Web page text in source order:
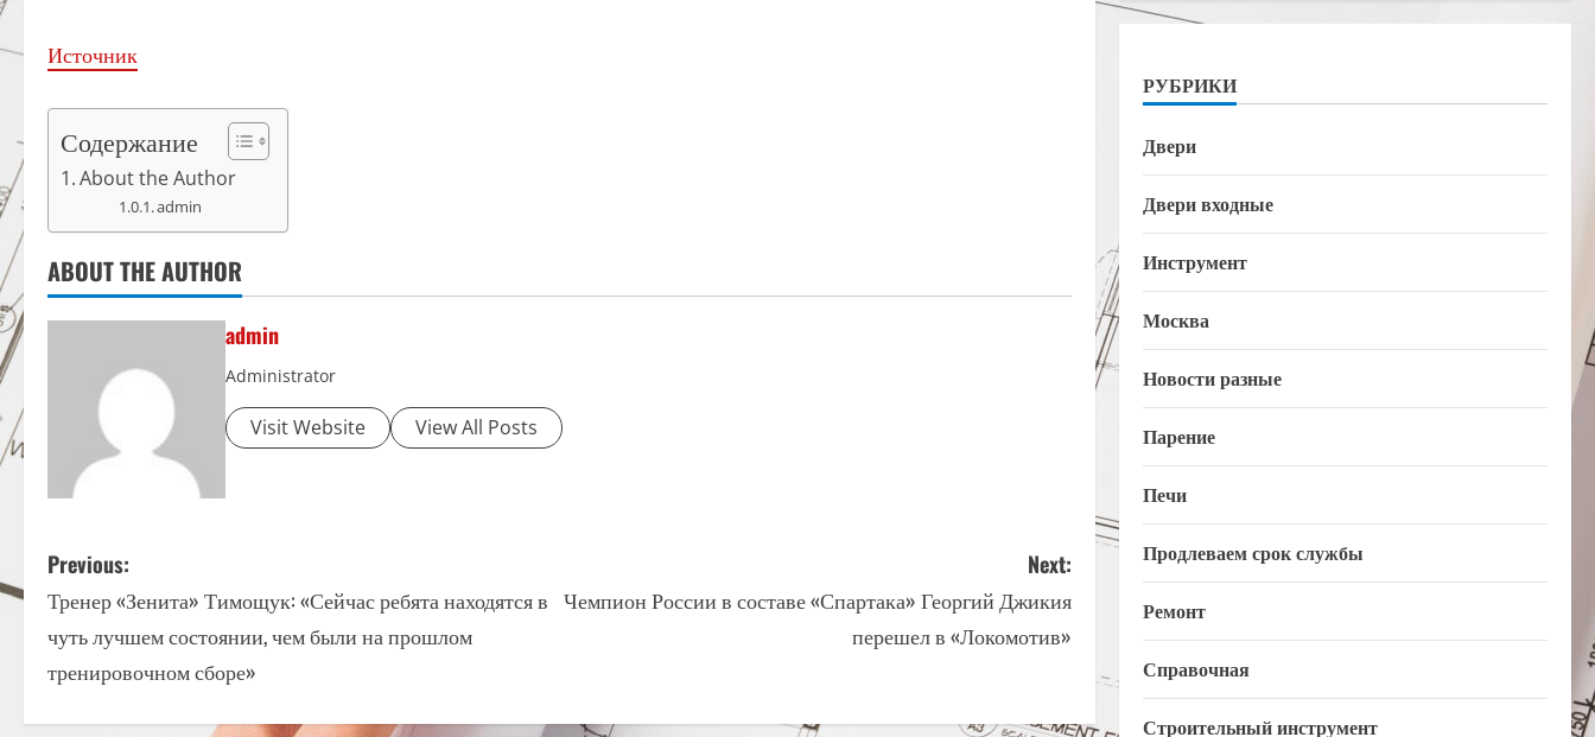
Источник
Содержание
About the Author
admin
ABOUT THE AUTHOR
admin
Administrator
Visit Website View All Posts
P
o
s
t
Previous:
Тренер «Зенита» Тимощук: «Сейчас ребята находятся в
чуть лучшем состоянии, чем были на прошлом
тренировочном сборе»
Next:
Чемпион России в составе «Спартака» Георгий Джикия
перешел в «Локомотив»
РУБРИКИ
Двери
Двери входные
Инструмент
Москва
Новости разные
Парение
Печи
Продлеваем срок службы
Ремонт
Справочная
Строительный инструмент